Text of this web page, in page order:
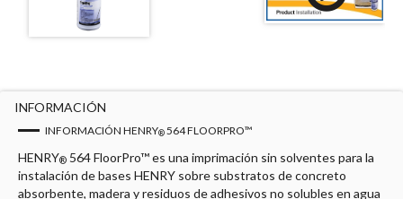
INFORMACIÓN
INFORMACIÓN HENRY®564 FLOORPRO™
HENRY® 564 FloorPro™ es una imprimación sin solventes para la
instalación de bases HENRY sobre substratos de concreto
absorbente, madera y residuos de adhesivos no solubles en agua